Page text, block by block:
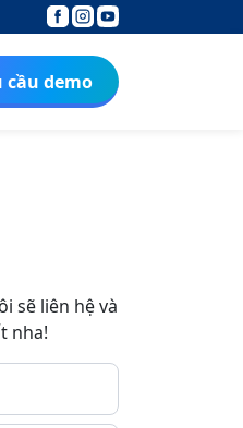
cầu demo
sẽ liên hệ và
nha!